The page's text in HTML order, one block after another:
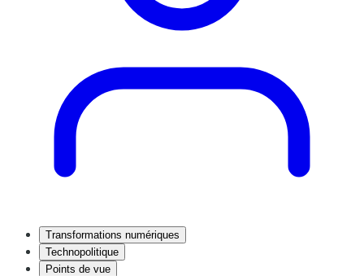
Transformations numériques
Technopolitique
Points de vue